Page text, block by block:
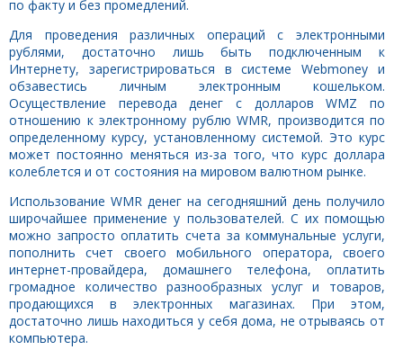
по факту и без промедлений.
Для проведения различных операций с электронными
рублями, достаточно лишь быть подключенным к
Интернету, зарегистрироваться в системе Webmoney и
обзавестись личным электронным кошельком.
Осуществление перевода денег с долларов WMZ по
отношению к электронному рублю WMR, производится по
определенному курсу, установленному системой. Это курс
может постоянно меняться из-за того, что курс доллара
колеблется и от состояния на мировом валютном рынке.
Использование WMR денег на сегодняшний день получило
широчайшее применение у пользователей. С их помощью
можно запросто оплатить счета за коммунальные услуги,
пополнить счет своего мобильного оператора, своего
интернет-провайдера, домашнего телефона, оплатить
громадное количество разнообразных услуг и товаров,
продающихся в электронных магазинах. При этом,
достаточно лишь находиться у себя дома, не отрываясь от
компьютера.